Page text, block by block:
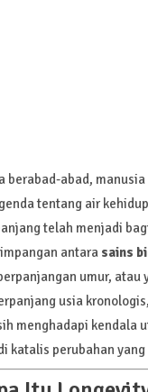
berabad-abad,
tentang air
telah menjadi
antara sains
umur, atau
usia
menghadapi kendala
katalis perubahan